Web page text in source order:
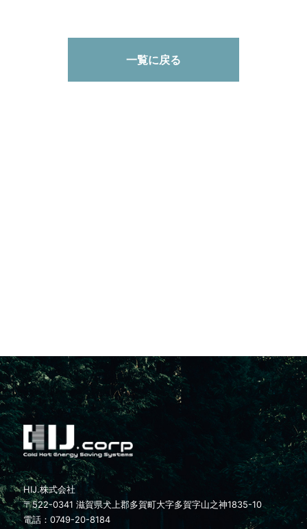
一覧に戻る
HIJ.株式会社
〒522-0341 滋賀県犬上郡多賀町大字多賀字山之神1835-10
電話：0749-20-8184